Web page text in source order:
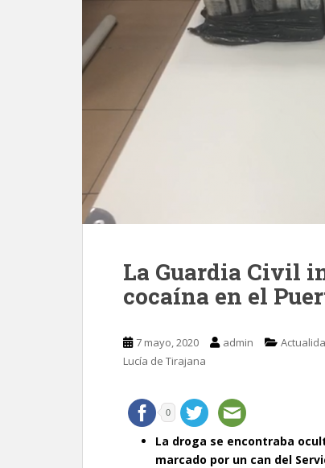
La Guardia Civil
cocaína en el
7 mayo, 2020 admin
Lucía de Tirajana
0
La droga se encontraba
marcado por un can del